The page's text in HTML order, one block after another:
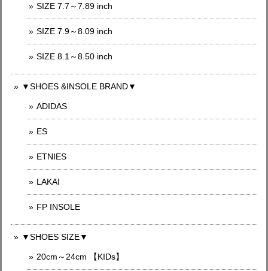
SIZE 7.7～7.89 inch
SIZE 7.9～8.09 inch
SIZE 8.1～8.50 inch
▼SHOES &INSOLE BRAND▼
ADIDAS
ES
ETNIES
LAKAI
FP INSOLE
▼SHOES SIZE▼
20cm～24cm 【KIDs】